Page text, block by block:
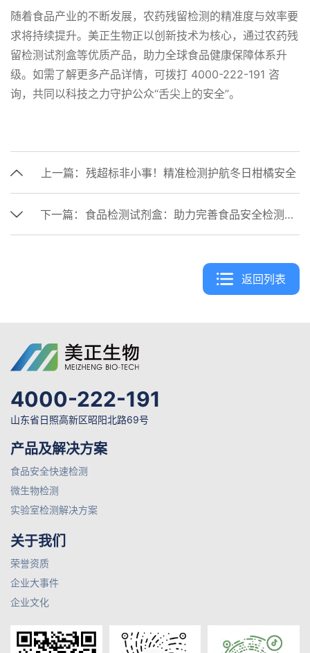
随着食品产业的不断发展，农药残留检测的精准度与效率要
求将持续提升。美正生物正以创新技术为核心，通过农药残
留检测试剂盒等优质产品，助力全球食品健康保障体系升
级。如需了解更多产品详情，可拨打 4000-222-191 咨
询，共同以科技之力守护公众“舌尖上的安全”。
上一篇： 残超标非小事！精准检测护航冬日柑橘安全
下一篇： 食品检测试剂盒：助力完善食品安全检测体系
返回列表
4000-222-191
山东省日照高新区昭阳北路69号
产品及解决方案
食品安全快速检测
微生物检测
实验室检测解决方案
关于我们
荣誉资质
企业大事件
企业文化